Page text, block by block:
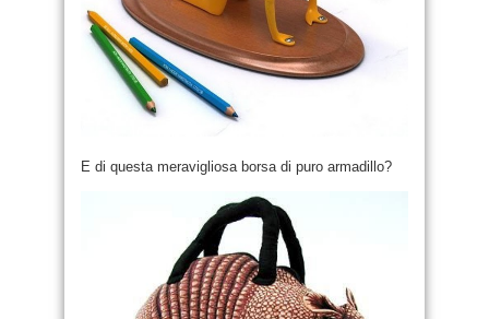
E di questa meravigliosa borsa di puro armadillo?